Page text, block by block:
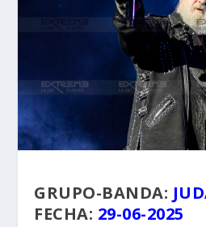
GRUPO-BANDA:
FECHA: 29-06-2025